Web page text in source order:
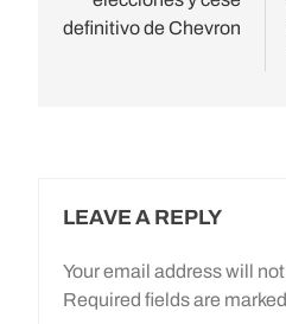
definitivo de Chevron
LEAVE A REPLY
Your email address will
Required fields are marked